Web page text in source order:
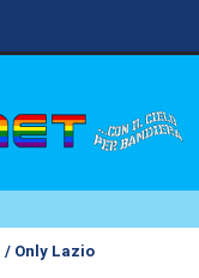
/ Only Lazio